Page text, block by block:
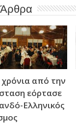
Άρθρα
από την
εόρτασε
Ελληνικός